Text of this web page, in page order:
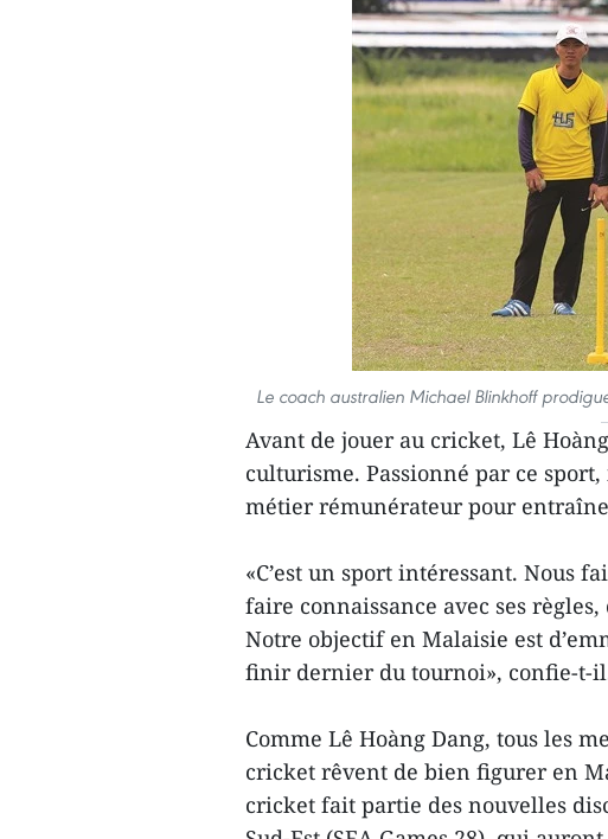
Le coach australien Michael Blinkhoff
Avant de jouer au cricket, Lê
culturisme. Passionné par ce
métier rémunérateur pour
«C’est un sport intéressant. Nous
faire connaissance avec ses
Notre objectif en Malaisie est
finir dernier du tournoi», confie-t-
Comme Lê Hoàng Dang, tous les
cricket rêvent de bien figurer en
cricket fait partie des nouvelles